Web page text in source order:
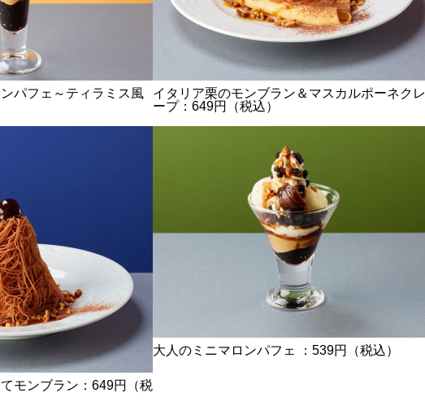
パフェ～ティラミス風
イタリア栗のモンブラン＆マスカルポーネクレ
ープ：649円（税込）
モンブラン：649円（税
大人のミニマロンパフェ ：539円（税込）